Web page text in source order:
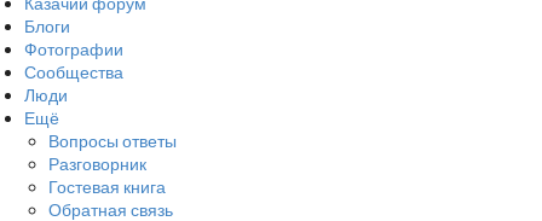
Блоги
Фотографии
Сообщества
Люди
Ещё
Вопросы ответы
Разговорник
Гостевая книга
Обратная связь